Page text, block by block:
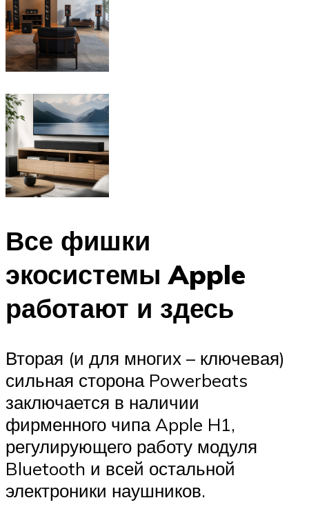
Все фишки
экосистемы Apple
работают и здесь
Вторая (и для многих – ключевая)
сильная сторона Powerbeats
заключается в наличии
фирменного чипа Apple H1,
регулирующего работу модуля
Bluetooth и всей остальной
электроники наушников.